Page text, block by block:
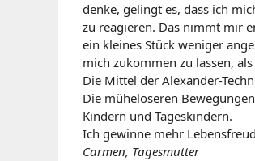
denke, gelingt es, dass ich
zu reagieren. Das nimmt mir
ein kleines Stück weniger
mich zukommen zu lassen,
Die Mittel der Alexander-
Die müheloseren
Kindern und Tageskindern.
Ich gewinne mehr
Carmen, Tagesmutter